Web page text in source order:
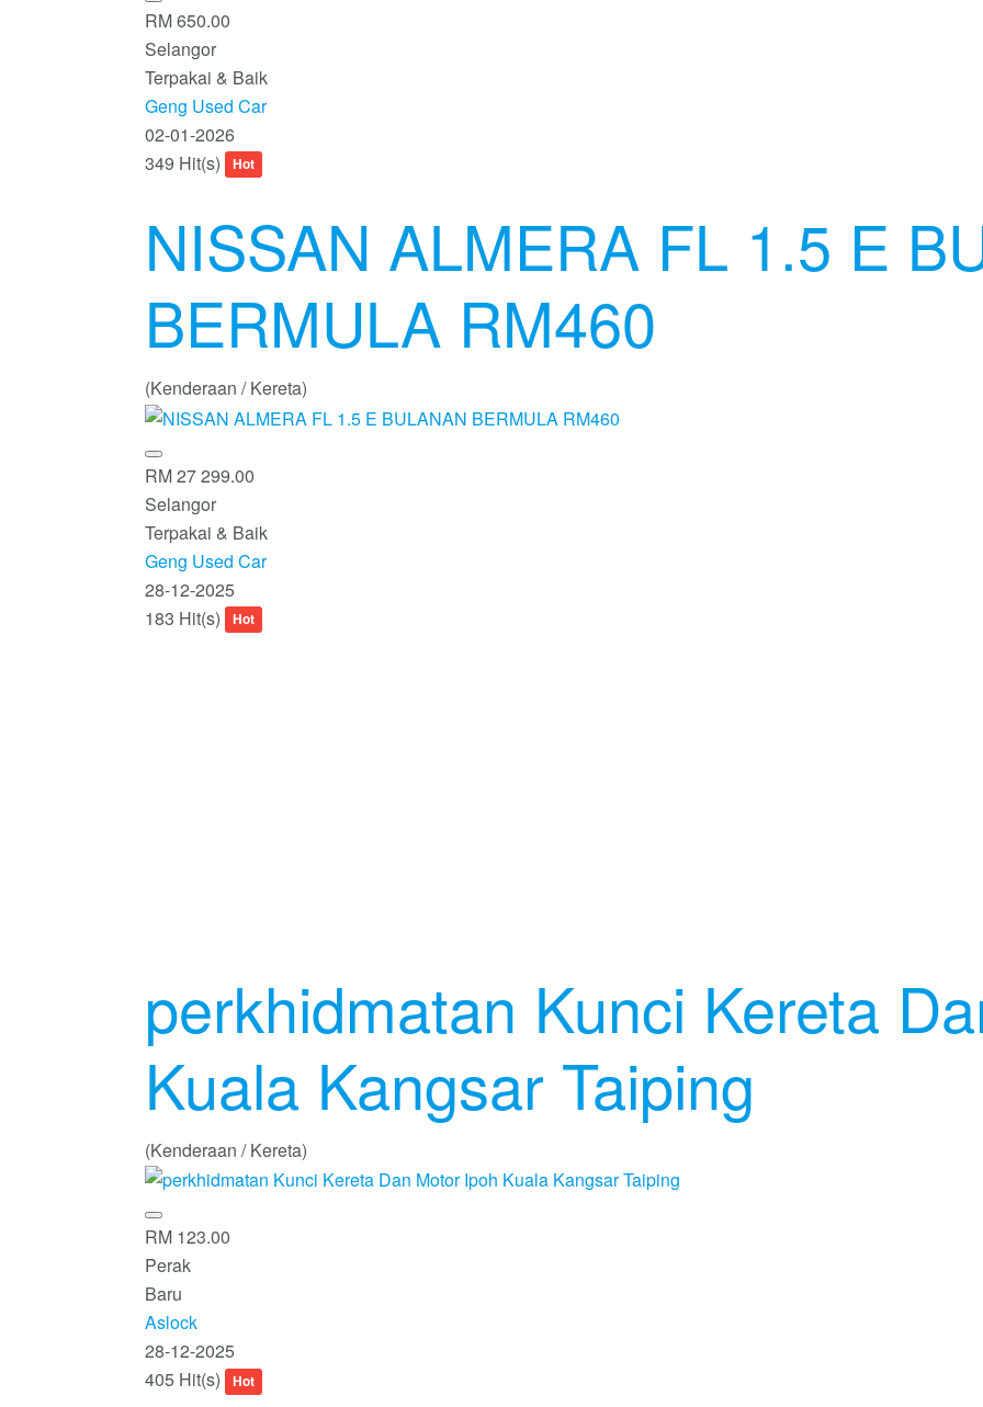
RM 650.00
Selangor
Terpakai & Baik
Geng Used Car
02-01-2026
349 Hit(s)
Hot
NISSAN ALMERA FL 1.5 E
BERMULA RM460
(Kenderaan / Kereta)
RM 27 299.00
Selangor
Terpakai & Baik
Geng Used Car
28-12-2025
183 Hit(s)
Hot
perkhidmatan Kunci Kereta
Kuala Kangsar Taiping
(Kenderaan / Kereta)
RM 123.00
Perak
Baru
Aslock
28-12-2025
405 Hit(s)
Hot